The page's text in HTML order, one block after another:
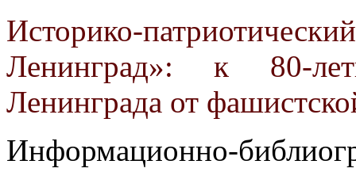
Историко-
Ленинград»: к 80-
Ленинграда от
Информационно-